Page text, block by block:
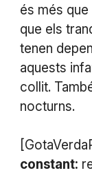
és més
que els
tenen
aquests
collit.
nocturns.
constant: